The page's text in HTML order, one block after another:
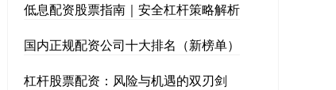
低息配资股票指南｜安全杠杆策略解析
国内正规配资公司十大排名（新榜单）
杠杆股票配资：风险与机遇的双刃剑